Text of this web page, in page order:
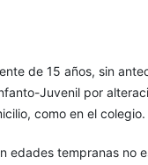
de 15 años, sin
Juvenil por
como en el colegio.
edades tempranas no